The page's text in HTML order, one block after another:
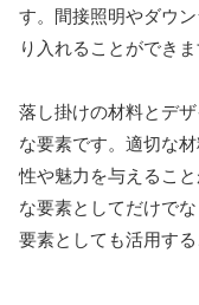
す。間接照明やダウ
り入れることができま
落し掛けの材料とデ
な要素です。適切な
性や魅力を与えるこ
な要素としてだけで
要素としても活用する